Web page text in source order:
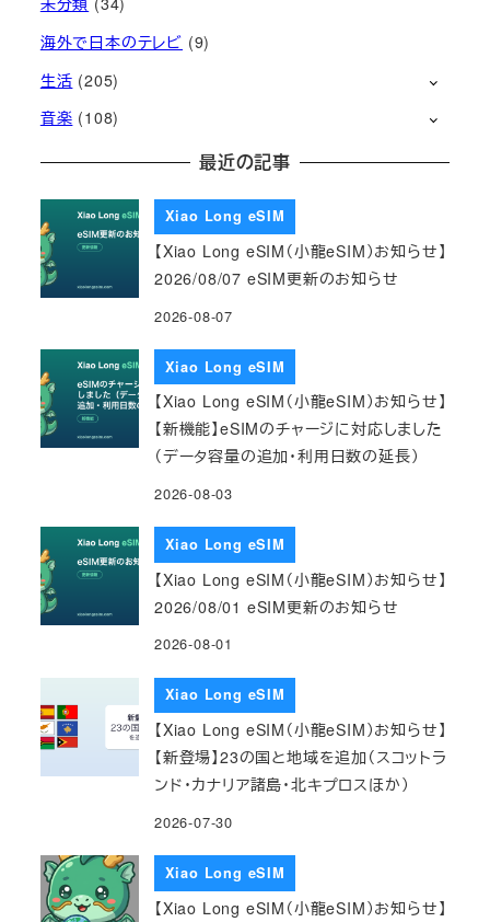
海外で日本のテレビ (9)
生活 (205)
音楽 (108)
最近の記事
Xiao Long eSIM
【Xiao Long eSIM（小龍eSIM）お知らせ】
2026/08/07 eSIM更新のお知らせ
2026-08-07
Xiao Long eSIM
【Xiao Long eSIM（小龍eSIM）お知らせ】
【新機能】eSIMのチャージに対応しました
（データ容量の追加・利用日数の延長）
2026-08-03
Xiao Long eSIM
【Xiao Long eSIM（小龍eSIM）お知らせ】
2026/08/01 eSIM更新のお知らせ
2026-08-01
Xiao Long eSIM
【Xiao Long eSIM（小龍eSIM）お知らせ】
【新登場】23の国と地域を追加（スコットラ
ンド・カナリア諸島・北キプロスほか）
2026-07-30
Xiao Long eSIM
【Xiao Long eSIM（小龍eSIM）お知らせ】